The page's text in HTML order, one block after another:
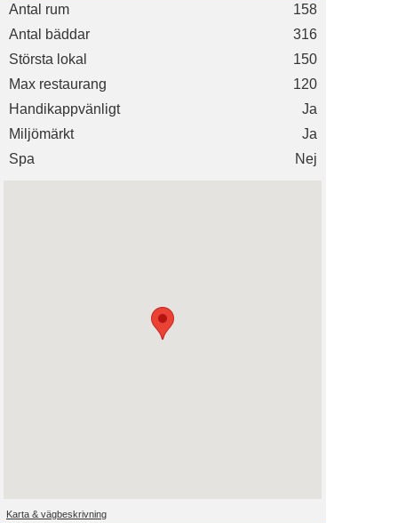
Antal rum
158
Antal bäddar
316
Största lokal
150
Max restaurang
120
Handikappvänligt
Ja
Miljömärkt
Ja
Spa
Nej
Karta & vägbeskrivning